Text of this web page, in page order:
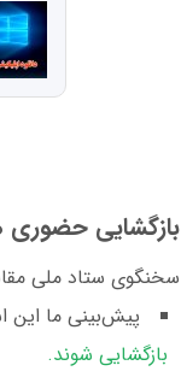
بازگشایی حضوری
سخنگوی ستاد ملی
پیش‌بینی ما
بازگشایی شوند.